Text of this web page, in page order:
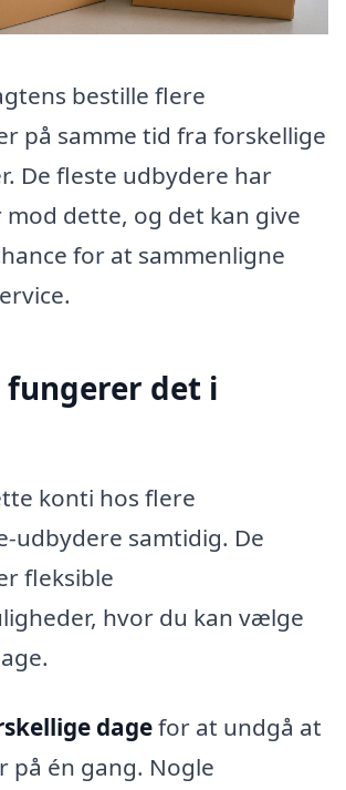
bestille flere
på samme tid fra forskellige
De fleste udbydere har
dette, og det kan give
for at sammenligne
fungerer det i
konti hos flere
udbydere samtidig. De
fleksible
hvor du kan vælge
dagefor at undgå at
på én gang. Nogle